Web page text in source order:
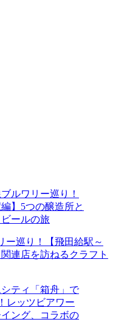
ー巡り！【飛田給駅～
連店を訪ねるクラフト